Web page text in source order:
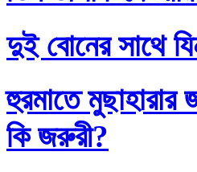
দুই বোনের সাথে
হুরমাতে
কি জরুরী?